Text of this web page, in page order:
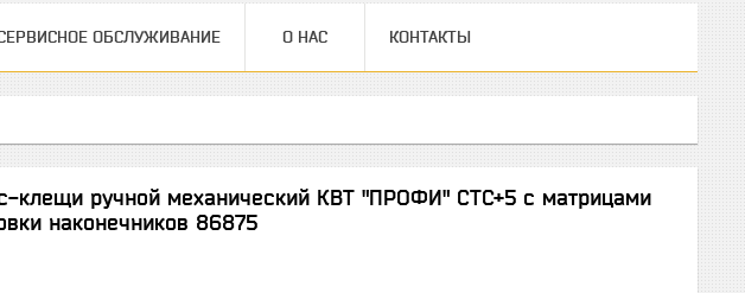
ОБСЛУЖИВАНИЕ О НАС КОНТАКТЫ
клещи ручной механический КВТ "ПРОФИ" СТС+5 c матрицами
наконечников 86875